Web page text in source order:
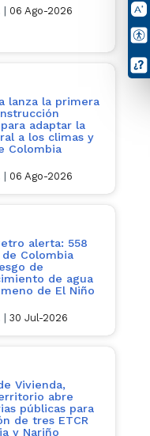
06 Ago-2026
lanza la primera
adaptar la
a los climas y
Colombia
06 Ago-2026
alerta: 558
Colombia
de
de agua
de El Niño
30 Jul-2026
Vivienda,
abre
públicas para
de tres ETCR
y Nariño